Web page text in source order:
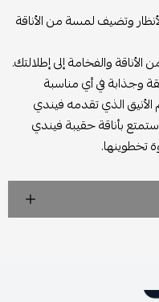
وتضيف لمسة من الأناقة
والفخامة إلى إطلالتك.
وجذابة في أي مناسبة
الأنيق الذي تقدمه فيندي
بأناقة حقيبة فيندي
تخطوينها.